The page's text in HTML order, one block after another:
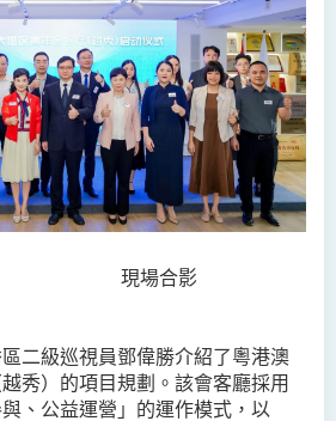
合影
二級巡視員鄧偉勝介紹了粵港澳
秀）的項目規劃。該會客廳採用
與、公益運營」的運作模式，以